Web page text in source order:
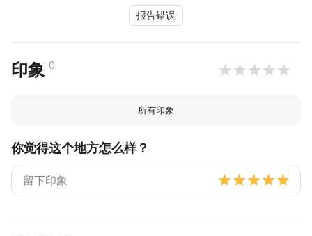
报告错误
印象 0
所有印象
你觉得这个地方怎么样？